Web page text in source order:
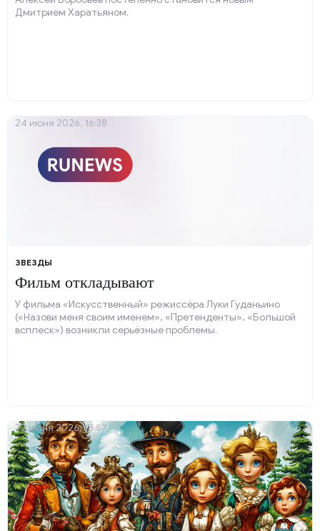
Дмитрием Харатьяном.
ЗВЕЗДЫ
Фильм откладывают
У фильма «Искусственный» режиссёра Луки Гуданьино
(«Назови меня своим именем», «Претенденты», «Большой
всплеск») возникли серьёзные проблемы.
24 июня 2026, 16:38
22 июня 2026, 18:57